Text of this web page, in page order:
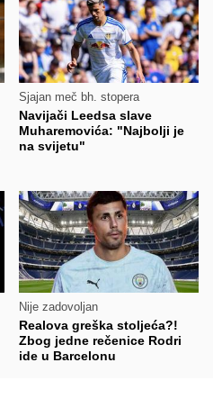
Sjajan meč bh. stopera
Navijači Leedsa slave
Muharemovića: "Najbolji je
na svijetu"
Nije zadovoljan
Realova greška stoljeća?!
Zbog jedne rečenice Rodri
ide u Barcelonu